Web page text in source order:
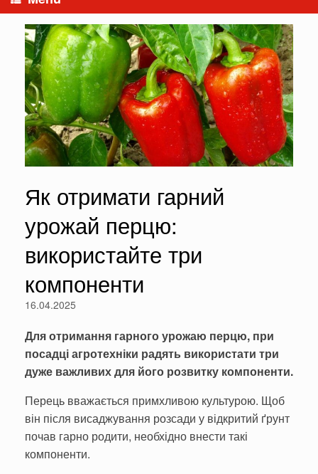
Як отримати гарний
урожай перцю:
використайте три
компоненти
16.04.2025
Для отримання гарного урожаю перцю, при
посадці агротехніки радять використати три
дуже важливих для його розвитку компоненти.
Перець вважається примхливою культурою. Щоб
він після висаджування розсади у відкритий ґрунт
почав гарно родити, необхідно внести такі
компоненти.